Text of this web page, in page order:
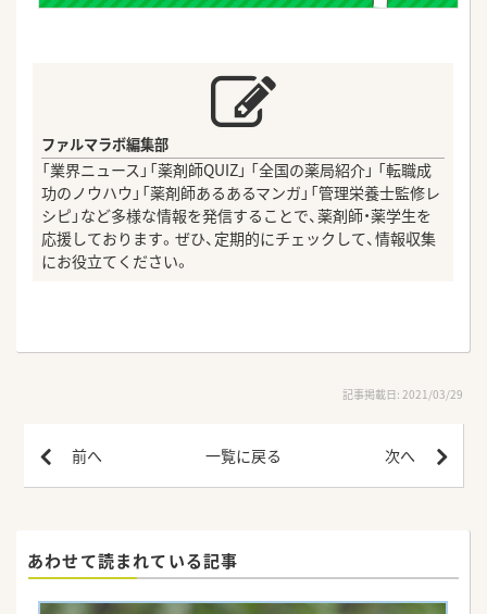
ファルマラボ編集部
「業界ニュース」「薬剤師QUIZ」 「全国の薬局紹介」 「転職成
功のノウハウ」「薬剤師あるあるマンガ」「管理栄養士監修レ
シピ」など多様な情報を発信することで、薬剤師・薬学生を
応援しております。ぜひ、定期的にチェックして、情報収集
にお役立てください。
記事掲載日: 2021/03/29
前へ 一覧に戻る 次へ
あわせて読まれている記事